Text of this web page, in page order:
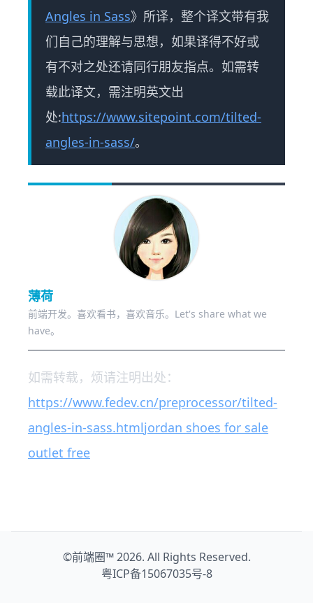
Angles in Sass》所译，整个译文带有我
们自己的理解与思想，如果译得不好或
有不对之处还请同行朋友指点。如需转
载此译文，需注明英文出
处:https://www.sitepoint.com/tilted-
angles-in-sass/。
薄荷
前端开发。喜欢看书，喜欢音乐。Let's share what we
have。
如需转载，烦请注明出处：
https://www.fedev.cn/preprocessor/tilted-
angles-in-sass.htmljordan shoes for sale
outlet free
©前端圈™2026. All Rights Reserved.
粤ICP备15067035号-8